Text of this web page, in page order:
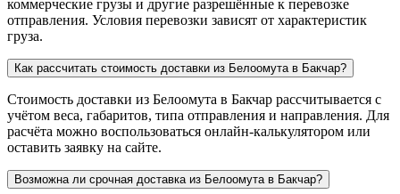
коммерческие грузы и другие разрешённые к перевозке
отправления. Условия перевозки зависят от характеристик
груза.
Как рассчитать стоимость доставки из Белоомута в Бакчар?
Стоимость доставки из Белоомута в Бакчар рассчитывается с
учётом веса, габаритов, типа отправления и направления. Для
расчёта можно воспользоваться онлайн-калькулятором или
оставить заявку на сайте.
Возможна ли срочная доставка из Белоомута в Бакчар?